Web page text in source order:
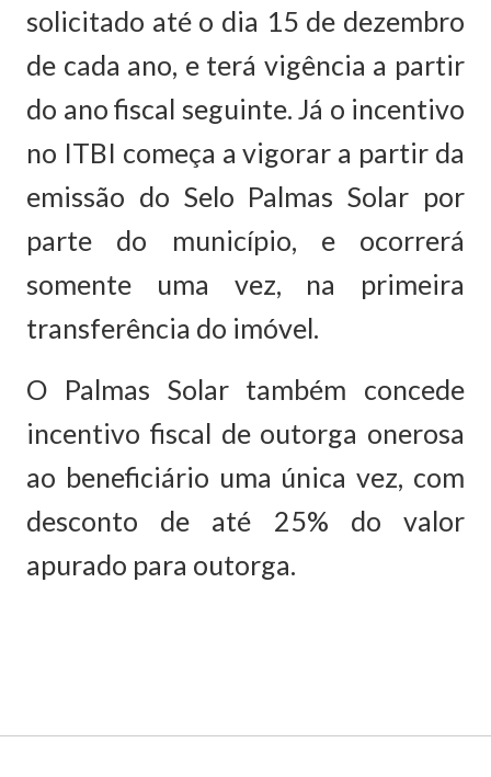
solicitado até o dia 15 de dezembro
de cada ano, e terá vigência a partir
do ano fiscal seguinte. Já o incentivo
no ITBI começa a vigorar a partir da
emissão do Selo Palmas Solar por
parte do município, e ocorrerá
somente uma vez, na primeira
transferência do imóvel.
O Palmas Solar também concede
incentivo fiscal de outorga onerosa
ao beneficiário uma única vez, com
desconto de até 25% do valor
apurado para outorga.